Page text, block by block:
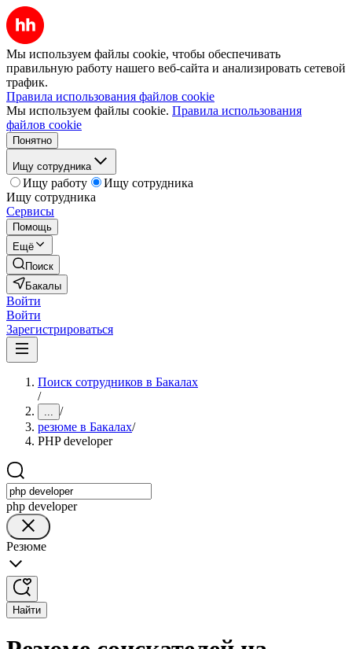
Мы используем файлы cookie, чтобы обеспечивать
правильную работу нашего веб-сайта и анализировать сетевой
трафик.
Правила использования файлов cookie
Мы используем файлы cookie. Правила использования
файлов cookie
Понятно
Ищу сотрудника
Ищу работу
Ищу сотрудника
Ищу сотрудника
Сервисы
Помощь
Ещё
Поиск
Бакалы
Войти
Войти
Зарегистрироваться
Поиск сотрудников в Бакалах
/
... /
резюме в Бакалах/
PHP developer
php developer
Резюме
Найти